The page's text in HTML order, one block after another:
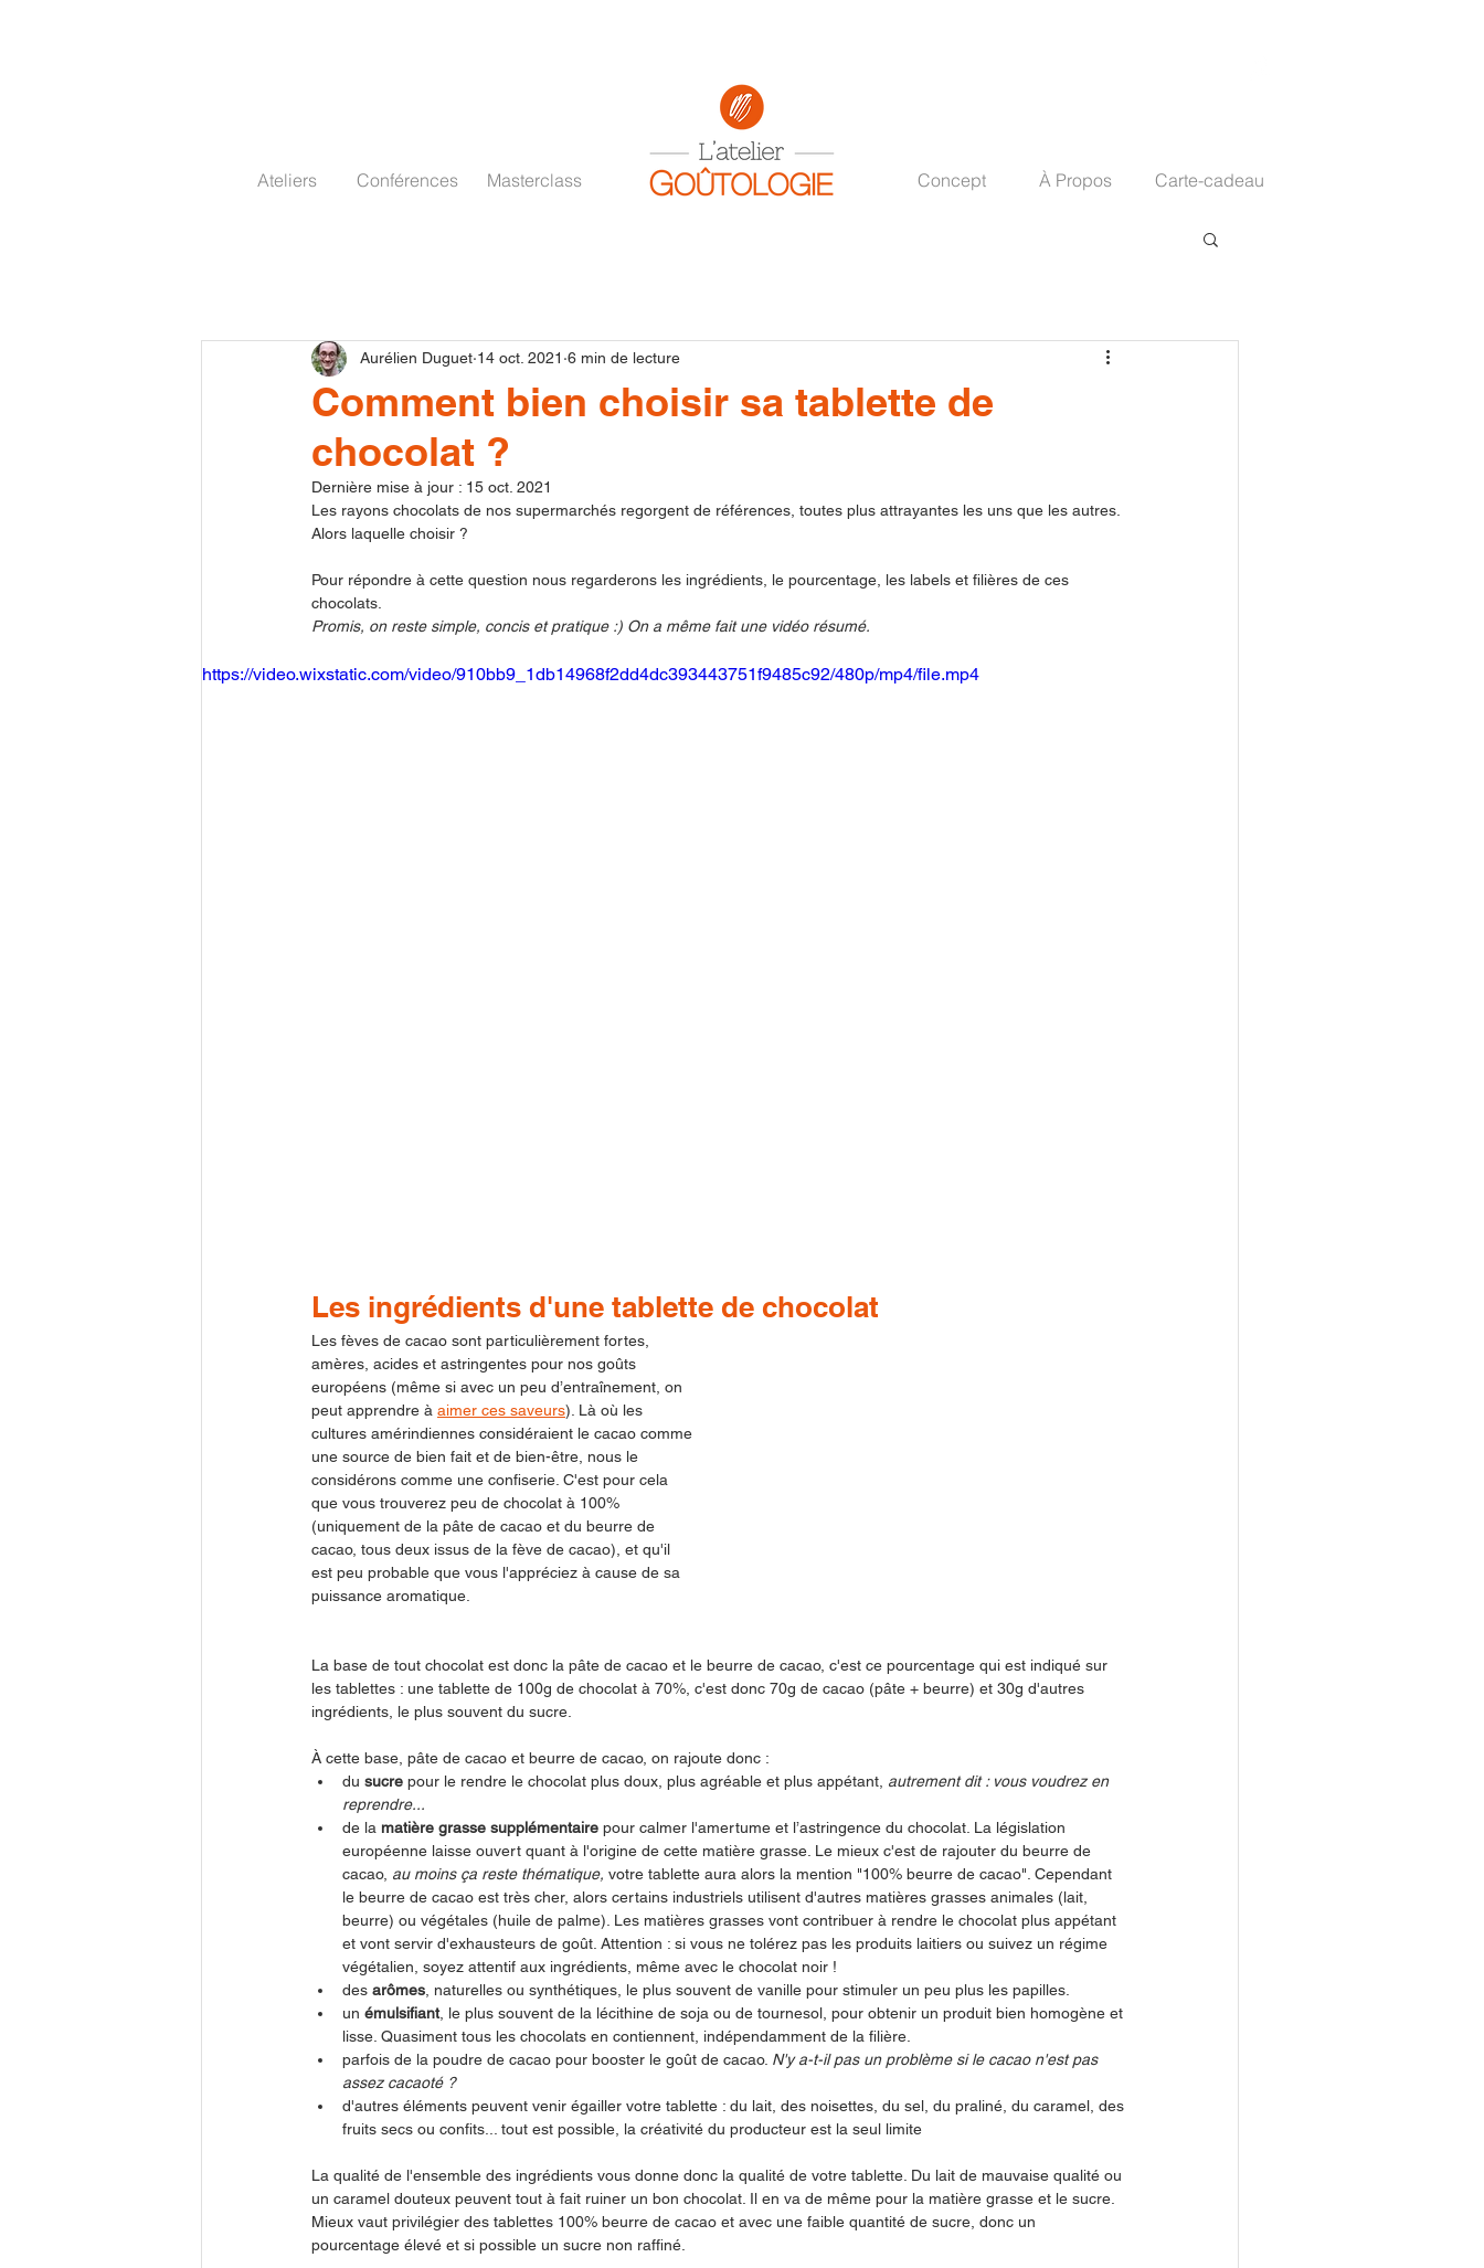
Carte-cadeau
À Propos
Comment bien choisir sa tablette de
chocolat ?
Aurélien Duguet 14 oct. 2021 6 min de lecture
Dernière mise à jour : 15 oct. 2021
Les rayons chocolats de nos supermarchés regorgent de références, toutes plus attrayantes les uns que les autres.
Alors laquelle choisir ?
Pour répondre à cette question nous regarderons les ingrédients, le pourcentage, les labels et filières de ces
chocolats.
Promis, on reste simple, concis et pratique :) On a même fait une vidéo résumé.
https://video.wixstatic.com/video/910bb9_1db14968f2dd4dc393443751f9485c92/480p/mp4/file.mp4
Les ingrédients d'une tablette de chocolat
Les fèves de cacao sont particulièrement fortes,
amères, acides et astringentes pour nos goûts
européens (même si avec un peu d’entraînement, on
peut apprendre à aimer ces saveurs). Là où les
cultures amérindiennes considéraient le cacao comme
une source de bien fait et de bien-être, nous le
considérons comme une confiserie. C'est pour cela
que vous trouverez peu de chocolat à 100%
(uniquement de la pâte de cacao et du beurre de
cacao, tous deux issus de la fève de cacao), et qu'il
est peu probable que vous l'appréciez à cause de sa
puissance aromatique.
La base de tout chocolat est donc la pâte de cacao et le beurre de cacao, c'est ce pourcentage qui est indiqué sur
les tablettes : une tablette de 100g de chocolat à 70%, c'est donc 70g de cacao (pâte + beurre) et 30g d'autres
ingrédients, le plus souvent du sucre.
À cette base, pâte de cacao et beurre de cacao, on rajoute donc :
du sucre pour le rendre le chocolat plus doux, plus agréable et plus appétant, autrement dit : vous voudrez en
reprendre...
de la matière grasse supplémentaire pour calmer l'amertume et l’astringence du chocolat. La législation
européenne laisse ouvert quant à l'origine de cette matière grasse. Le mieux c'est de rajouter du beurre de
cacao, au moins ça reste thématique, votre tablette aura alors la mention "100% beurre de cacao". Cependant
le beurre de cacao est très cher, alors certains industriels utilisent d'autres matières grasses animales (lait,
beurre) ou végétales (huile de palme). Les matières grasses vont contribuer à rendre le chocolat plus appétant
et vont servir d'exhausteurs de goût. Attention : si vous ne tolérez pas les produits laitiers ou suivez un régime
végétalien, soyez attentif aux ingrédients, même avec le chocolat noir !
des arômes, naturelles ou synthétiques, le plus souvent de vanille pour stimuler un peu plus les papilles.
un émulsifiant, le plus souvent de la lécithine de soja ou de tournesol, pour obtenir un produit bien homogène et
lisse. Quasiment tous les chocolats en contiennent, indépendamment de la filière.
parfois de la poudre de cacao pour booster le goût de cacao. N'y a-t-il pas un problème si le cacao n'est pas
assez cacaoté ?
d'autres éléments peuvent venir égailler votre tablette : du lait, des noisettes, du sel, du praliné, du caramel, des
fruits secs ou confits... tout est possible, la créativité du producteur est la seul limite
La qualité de l'ensemble des ingrédients vous donne donc la qualité de votre tablette. Du lait de mauvaise qualité ou
un caramel douteux peuvent tout à fait ruiner un bon chocolat. Il en va de même pour la matière grasse et le sucre.
Mieux vaut privilégier des tablettes 100% beurre de cacao et avec une faible quantité de sucre, donc un
pourcentage élevé et si possible un sucre non raffiné.
Ateliers Conférences Masterclass Concept